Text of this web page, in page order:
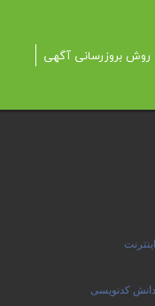
روش بروزرسانی آگهی
کدنویسی